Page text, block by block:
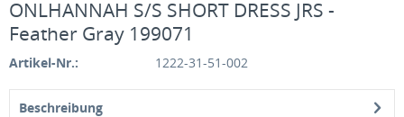
ONLHANNAH S/S SHORT DRESS JRS -
Feather Gray 199071
Artikel-Nr.: 1222-31-51-002
Beschreibung